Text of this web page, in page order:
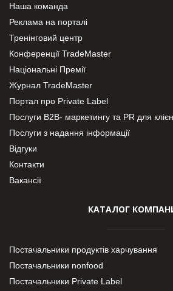
Наша команда
Реклама на порталі
Тренінговий центр
Конференції TradeMaster
Національні Премії
Журнал TradeMaster
Портал про Private Label
Послуги В2В- маркетингу та PR для
Послуги з надання інформації
Відгуки
Контакти
Вакансії
КАТАЛОГ
Постачальники продуктів харчування
Постачальники nonfood
Постачальники Private Label